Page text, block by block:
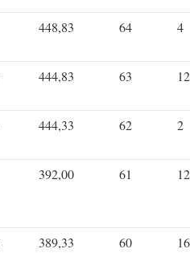
448,83 64 4
444,83 63 12
444,33 62 2
392,00 61 12
389,33 60 16